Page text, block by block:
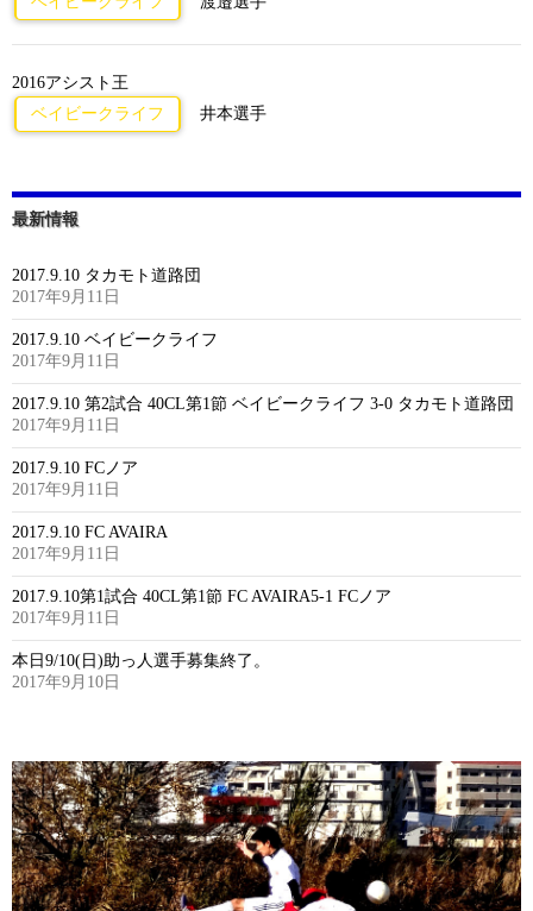
2016アシスト王
ベイビークライフ
井本選手
最新情報
2017.9.10 タカモト道路団
2017年9月11日
2017.9.10 ベイビークライフ
2017年9月11日
2017.9.10 第2試合 40CL第1節 ベイビークライフ 3-0 タカモト道路団
2017年9月11日
2017.9.10 FCノア
2017年9月11日
2017.9.10 FC AVAIRA
2017年9月11日
2017.9.10第1試合 40CL第1節 FC AVAIRA5-1 FCノア
2017年9月11日
本日9/10(日)助っ人選手募集終了。
2017年9月10日